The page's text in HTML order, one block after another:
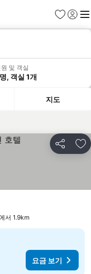
즐겨찾기
로그인
메
원 및 객실
, 객실 1개
지도
공유 즐
서 1.9km
요금 보기